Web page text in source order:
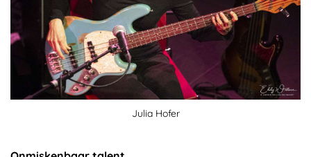
Julia Hofer